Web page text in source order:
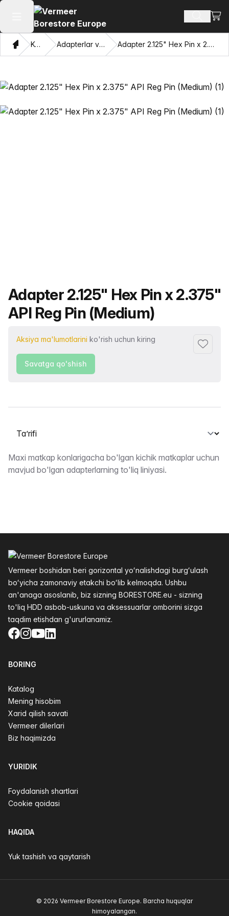
Asosiy menyuni ochish
Bosh sahifa
Katalog Adapterlar va Pulling Eyes Adapter 2.125" Hex Pin x 2.375" API Reg Pin (Medium)
Mahsulot nomi
Adapter 2.125" Hex Pin x 2.375"
API Reg Pin (Medium)
Aksiya ma'lumotlarini ko'rish uchun kiring
Savatga qo'shish
Yorliqni tanlash
Taʼrifi
Maxi matkap konlarigacha bo'lgan kichik matkaplar uchun
mavjud bo'lgan adapterlarning to'liq liniyasi.
Vermeer boshidan beri gorizontal yoʻnalishdagi burgʻulash
boʻyicha zamonaviy etakchi boʻlib kelmoqda. Ushbu
an'anaga asoslanib, biz sizning BORESTORE.eu - sizning
to'liq HDD asbob-uskuna va aksessuarlar omborini sizga
taqdim etishdan g'ururlanamiz.
Facebook
Instagram
YouTube
LinkedIn
BORING
Katalog
Mening hisobim
Xarid qilish savati
Vermeer dilerlari
Biz haqimizda
YURIDIK
Foydalanish shartlari
Cookie qoidasi
HAQIDA
Yuk tashish va qaytarish
© 2026 Vermeer Borestore Europe. Barcha huquqlar
himoyalangan.